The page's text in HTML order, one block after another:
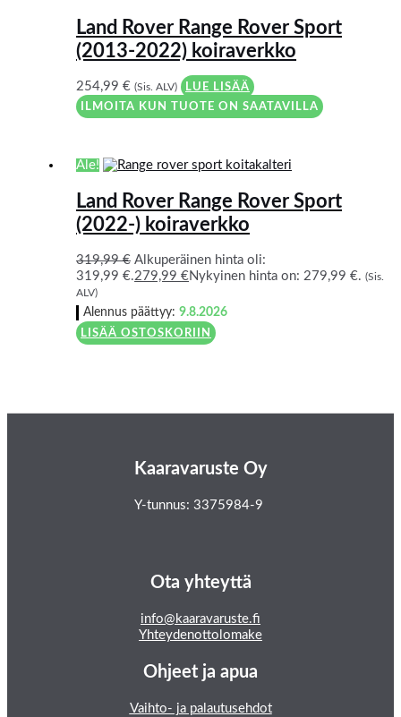
Land Rover Range Rover Sport
(2013-2022) koiraverkko
254,99€ (Sis. ALV)
LUE LISÄÄ
ILMOITA KUN TUOTE ON SAATAVILLA
Ale!
Land Rover Range Rover Sport
(2022-) koiraverkko
319,99€ Alkuperäinen hinta oli:
319,99 €.279,99€Nykyinen hinta on: 279,99 €. (Sis.
ALV)
Alennus päättyy:9.8.2026
LISÄÄ OSTOSKORIIN
Kaaravaruste Oy
Y-tunnus: 3375984-9
Ota yhteyttä
info@kaaravaruste.fi
Yhteydenottolomake
Ohjeet ja apua
Vaihto- ja palautusehdot